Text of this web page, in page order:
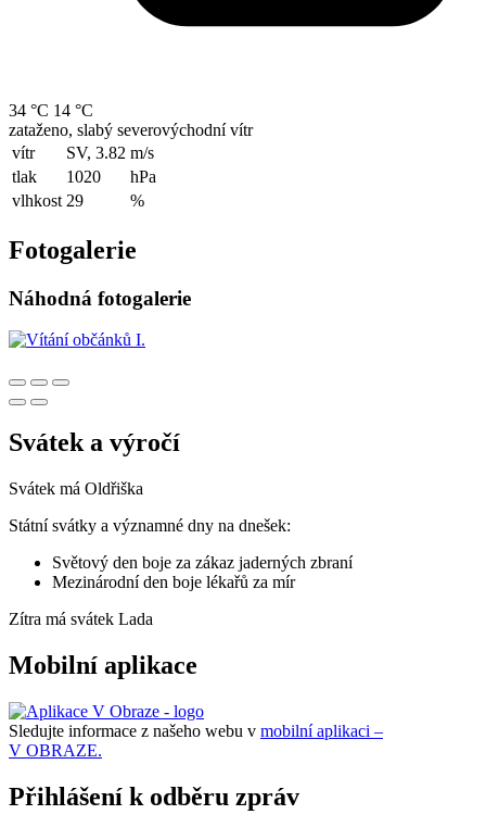
34 °C 14 °C
zataženo, slabý severovýchodní vítr
vítr
SV, 3.82 m/s
tlak
1020
hPa
vlhkost 29 %
Fotogalerie
Náhodná fotogalerie
Svátek a výročí
Svátek má Oldřiška
Státní svátky a významné dny na dnešek:
Světový den boje za zákaz jaderných zbraní
Mezinárodní den boje lékařů za mír
Zítra má svátek Lada
Mobilní aplikace
Sledujte informace z našeho webu v mobilní aplikaci –
V OBRAZE.
Přihlášení k odběru zpráv